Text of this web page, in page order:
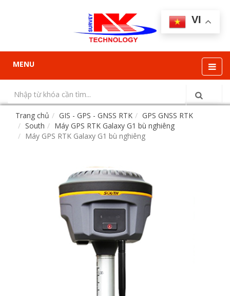
MENU
VI
Trang chủ GIS - GPS - GNSS RTK
GPS GNSS RTK
South
Máy GPS RTK Galaxy G1 bù nghiêng
Máy GPS RTK Galaxy G1 bù nghiêng